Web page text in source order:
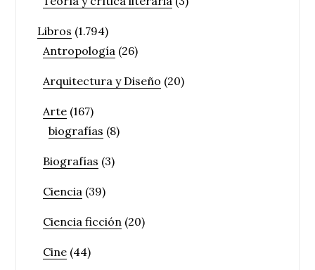
Libros (1.794)
Antropología (26)
Arquitectura y Diseño (20)
Arte (167)
biografías (8)
Biografías (3)
Ciencia (39)
Ciencia ficción (20)
Cine (44)